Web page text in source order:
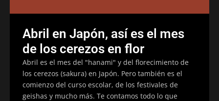
Abril en Japón, así es el mes
de los cerezos en flor
Abril es el mes del "hanami" y del florecimiento de
los cerezos (sakura) en Japón. Pero también es el
comienzo del curso escolar, de los festivales de
geishas y mucho más. Te contamos todo lo que